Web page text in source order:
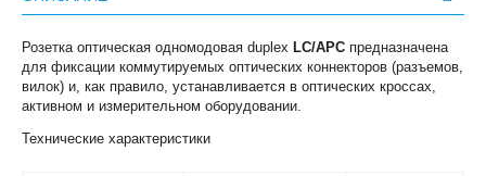
Розетка оптическая одномодовая duplex LC/APC предназначена
для фиксации коммутируемых оптических коннекторов (разъемов,
вилок) и, как правило, устанавливается в оптических кроссах,
активном и измерительном оборудовании.
Технические характеристики